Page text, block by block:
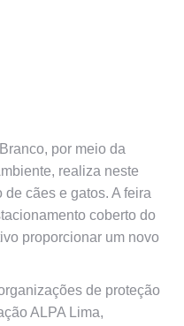
por meio da
realiza neste
cães e gatos. A feira
coberto do
proporcionar um novo
de proteção
ALPA Lima,